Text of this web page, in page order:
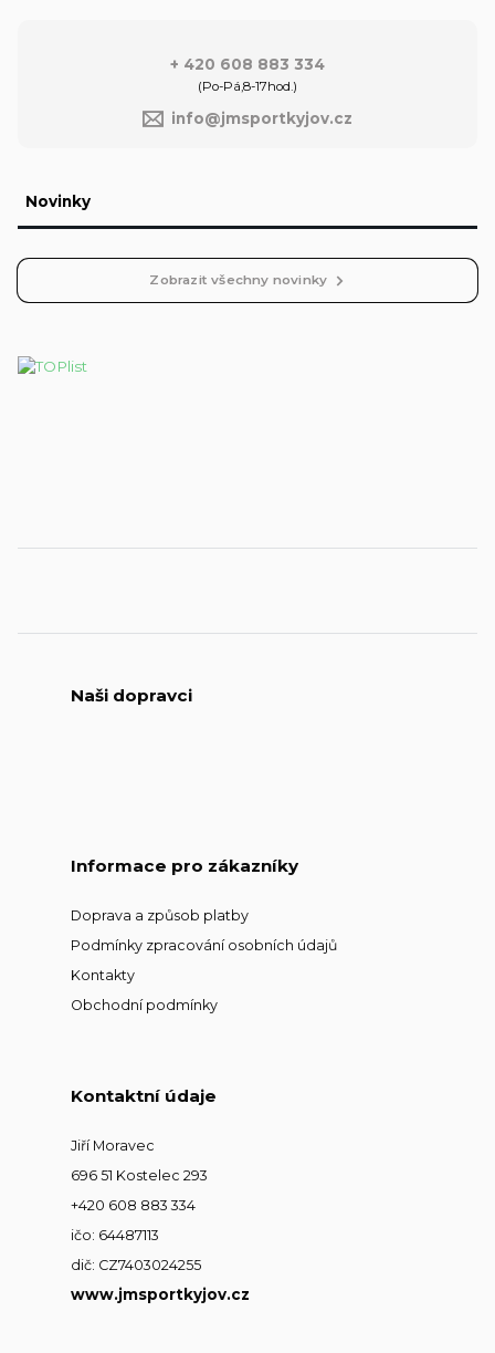
+ 420 608 883 334
(Po-Pá,8-17hod.)
info@jmsportkyjov.cz
Novinky
Zobrazit všechny novinky
Naši dopravci
Informace pro zákazníky
Doprava a způsob platby
Podmínky zpracování osobních údajů
Kontakty
Obchodní podmínky
Kontaktní údaje
Jiří Moravec
696 51 Kostelec 293
+420 608 883 334
ičo: 64487113
dič: CZ7403024255
www.jmsportkyjov.cz